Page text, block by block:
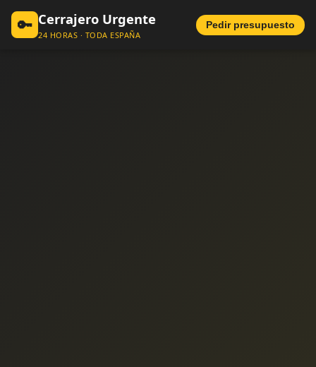
🔑 Cerrajero Urgente
24 HORAS · TODA ESPAÑA
Pedir presupuesto